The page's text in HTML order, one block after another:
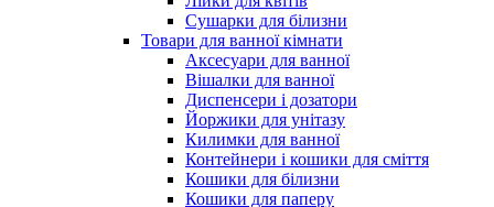
Сушарки для білизни
Товари для ванної кімнати
Аксесуари для ванної
Вішалки для ванної
Диспенсери і дозатори
Йоржики для унітазу
Килимки для ванної
Контейнери і кошики для сміття
Кошики для білизни
Кошики для паперу